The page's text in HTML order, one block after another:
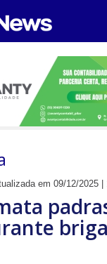
em 09/12/2025 |